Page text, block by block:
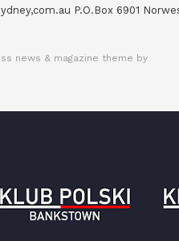
P.O.Box 6901
news & magazine theme by